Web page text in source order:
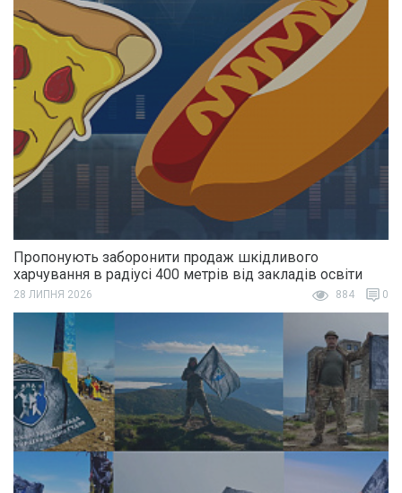
Пропонують заборонити продаж шкідливого
харчування в радіусі 400 метрів від закладів освіти
28 ЛИПНЯ 2026 884 0